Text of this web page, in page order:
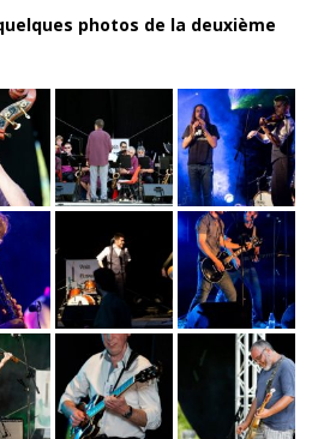
photos de la deuxième